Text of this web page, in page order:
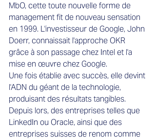
MbO, cette toute nouvelle forme de
management fit de nouveau sensation
en 1999. L'investisseur de Google, John
Doerr, connaissait l'approche OKR
grâce à son passage chez Intel et l'a
mise en œuvre chez Google.
Une fois établie avec succès, elle devint
l'ADN du géant de la technologie,
produisant des résultats tangibles.
Depuis lors, des entreprises telles que
LinkedIn ou Oracle, ainsi que des
entreprises suisses de renom comme